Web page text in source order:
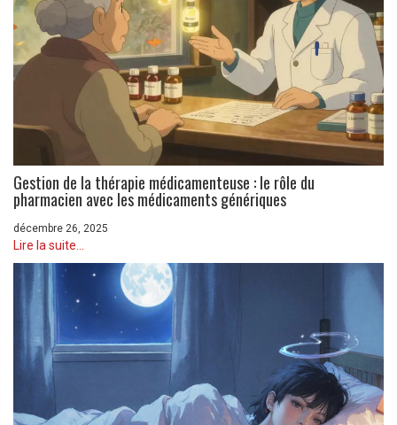
Gestion de la thérapie médicamenteuse : le rôle du
pharmacien avec les médicaments génériques
décembre 26, 2025
Lire la suite...